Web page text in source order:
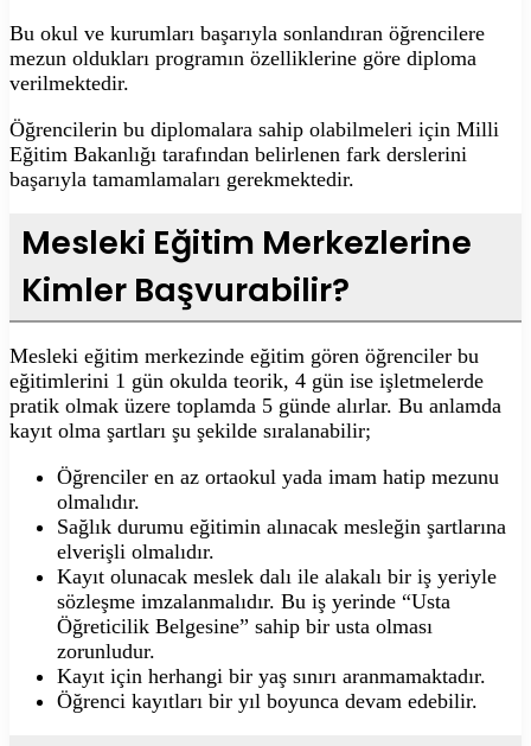
Bu okul ve kurumları başarıyla sonlandıran öğrencilere
mezun oldukları programın özelliklerine göre diploma
verilmektedir.
Öğrencilerin bu diplomalara sahip olabilmeleri için Milli
Eğitim Bakanlığı tarafından belirlenen fark derslerini
başarıyla tamamlamaları gerekmektedir.
Mesleki Eğitim Merkezlerine
Kimler Başvurabilir?
Mesleki eğitim merkezinde eğitim gören öğrenciler bu
eğitimlerini 1 gün okulda teorik, 4 gün ise işletmelerde
pratik olmak üzere toplamda 5 günde alırlar. Bu anlamda
kayıt olma şartları şu şekilde sıralanabilir;
Öğrenciler en az ortaokul yada imam hatip mezunu
olmalıdır.
Sağlık durumu eğitimin alınacak mesleğin şartlarına
elverişli olmalıdır.
Kayıt olunacak meslek dalı ile alakalı bir iş yeriyle
sözleşme imzalanmalıdır. Bu iş yerinde “Usta
Öğreticilik Belgesine” sahip bir usta olması
zorunludur.
Kayıt için herhangi bir yaş sınırı aranmamaktadır.
Öğrenci kayıtları bir yıl boyunca devam edebilir.